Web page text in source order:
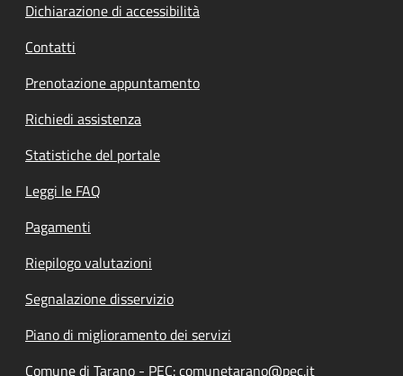
Dichiarazione di accessibilità
Contatti
Prenotazione appuntamento
Richiedi assistenza
Statistiche del portale
Leggi le FAQ
Pagamenti
Riepilogo valutazioni
Segnalazione disservizio
Piano di miglioramento dei servizi
Comune di Tarano - PEC: comunetarano@pec.it